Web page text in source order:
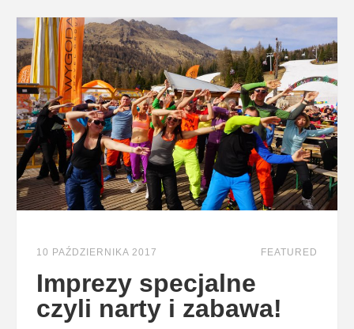
FEATURED
10 PAŹDZIERNIKA 2017
Imprezy specjalne
czyli narty i zabawa!